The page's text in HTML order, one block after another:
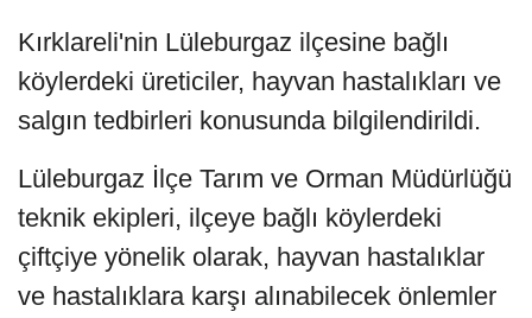
Kırklareli'nin Lüleburgaz ilçesine bağlı
köylerdeki üreticiler, hayvan hastalıkları ve
salgın tedbirleri konusunda bilgilendirildi.
Lüleburgaz İlçe Tarım ve Orman Müdürlüğü
teknik ekipleri, ilçeye bağlı köylerdeki
çiftçiye yönelik olarak, hayvan hastalıklar
ve hastalıklara karşı alınabilecek önlemler